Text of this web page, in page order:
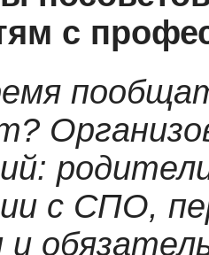
с
с СПО,
и